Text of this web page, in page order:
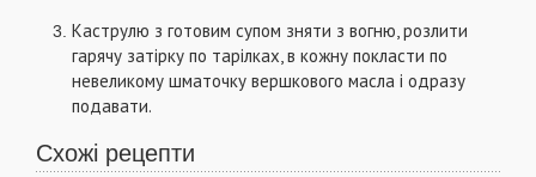
Каструлю з готовим супом зняти з вогню, розлити
гарячу затірку по тарілках, в кожну покласти по
невеликому шматочку вершкового масла і одразу
подавати.
Схожі рецепти